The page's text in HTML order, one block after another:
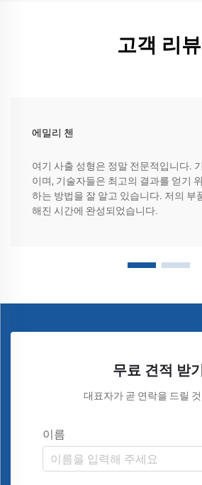
고객 리뷰
에밀리 첸
여기 사출 성형은 정말 전문적입니다.
이며, 기술자들은 최고의 결과를 얻기
하는 방법을 잘 알고 있습니다. 저의 부
해진 시간에 완성되었습니다.
무료 견적 받
대표자가 곧 연락을 드릴
이름